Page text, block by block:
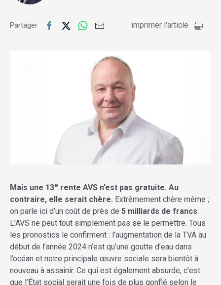
Partager imprimer l'article
Mais une 13e rente AVS n’est pas gratuite. Au
contraire, elle serait chère. Extrêmement chère même ;
on parle ici d’un coût de près de 5 milliards de francs.
L’AVS ne peut tout simplement pas se le permettre. Tous
les pronostics le confirment : l’augmentation de la TVA au
début de l’année 2024 n’est qu’une goutte d’eau dans
l’océan et notre principale œuvre sociale sera bientôt à
nouveau à assainir. Ce qui est également absurde, c’est
que l’État social serait une fois de plus gonflé selon le